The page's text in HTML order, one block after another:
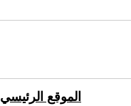
الموقع الرئيسي